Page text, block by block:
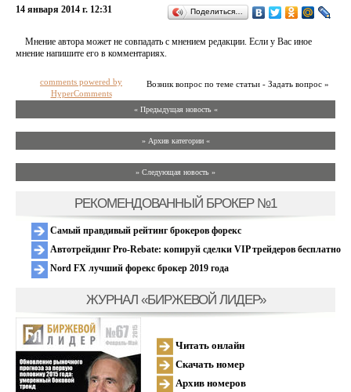
14 января 2014 г. 12:31 Поделиться…
Мнение автора может не совпадать с мнением редакции. Если у Вас иное
мнение напишите его в комментариях.
Возник вопрос по теме статьи - Задать вопрос »
comments powered by
HyperComments
« Предыдущая новость «
» Архив категории «
» Следующая новость »
РЕКОМЕНДОВАННЫЙ БРОКЕР №1
Самый правдивый рейтинг брокеров форекс
Автотрейдинг Pro-Rebate: копируй сделки VIP трейдеров бесплатно
Nord FX лучший форекс брокер 2019 года
ЖУРНАЛ «БИРЖЕВОЙ ЛИДЕР»
Читать онлайн
Скачать номер
Архив номеров